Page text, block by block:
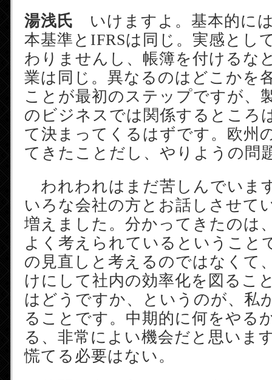
湯浅氏 いけますよ。基本的に
本基準とIFRSは同じ。実感とし
わりませんし、帳簿を付けるな
業は同じ。異なるのはどこかを
ことが最初のステップですが、
のビジネスでは関係するところ
て決まってくるはずです。欧州
てきたことだし、やりようの問
われわれはまだ苦しんでいま
いろな会社の方とお話しさせて
増えました。分かってきたのは
よく考えられているということ
の見直しと考えるのではなくて
けにして社内の効率化を図るこ
はどうですか、というのが、私
ることです。中期的に何をやる
る、非常によい機会だと思いま
慌てる必要はない。